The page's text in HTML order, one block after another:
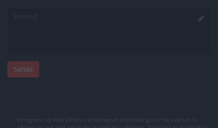
Beregnere og data på siden er beregnet til at blive gjort i høj kvalitet. Vi